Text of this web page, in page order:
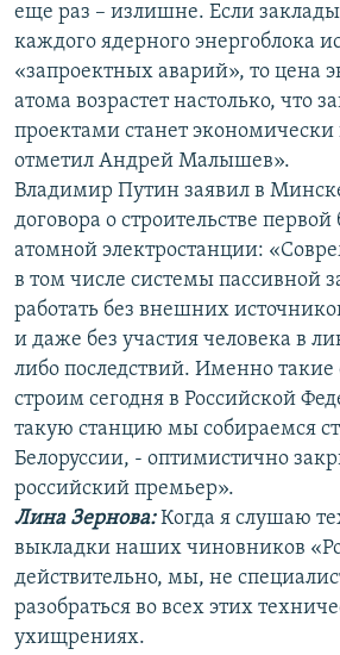
еще раз – излишне. Если
каждого ядерного энергоблока
«запроектных аварий», то цена
атома возрастет настолько, что
проектами станет экономически
отметил Андрей Малышев».
Владимир Путин заявил в
договора о строительстве первой
атомной электростанции:
в том числе системы пассивной
работать без внешних
и даже без участия человека в
либо последствий. Именно
строим сегодня в Российской
такую станцию мы собираемся
Белоруссии, - оптимистично
российский премьер».
Лина Зернова:Когда я слушаю
выкладки наших чиновников
действительно, мы, не
разобраться во всех этих
ухищрениях.